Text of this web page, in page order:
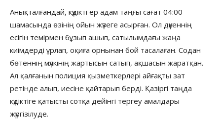
Анықталғандай, күдікті ер адам таңғы сағат 04:00
шамасында өзінің ойын жүзеге асырған. Ол дүкеннің
есігін темірмен бұзып ашып, сатылымдағы жаңа
киімдерді ұрлап, оқиға орнынан бой тасалаған. Содан
бөтеннің мүлкінің жартысын сатып, ақшасын жаратқан.
Ал қалғанын полиция қызметкерлері айғақты зат
ретінде алып, иесіне қайтарып берді. Қазіргі таңда
күдіктіге қатысты сотқа дейінгі тергеу амалдары
жүргізілуде.